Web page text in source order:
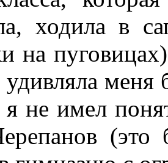
ходила в
на
не имел